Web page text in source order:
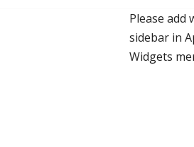
Please add
sidebar in
Widgets